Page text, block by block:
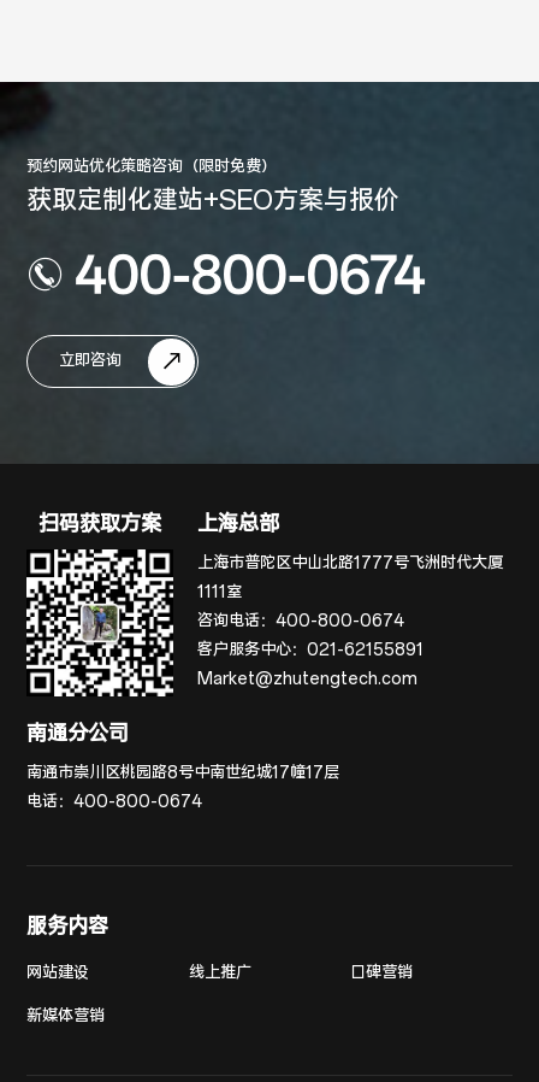
预约网站优化策略咨询（限时免费）
获取定制化建站+SEO方案与报价
400-800-0674
立即咨询
扫码获取方案 上海总部
上海市普陀区中山北路1777号飞洲时代大厦
1111室
咨询电话：400-800-0674
客户服务中心：021-62155891
Market@zhutengtech.com
南通分公司
南通市崇川区桃园路8号中南世纪城17幢17层
电话：400-800-0674
服务内容
网站建设 线上推广 口碑营销
新媒体营销